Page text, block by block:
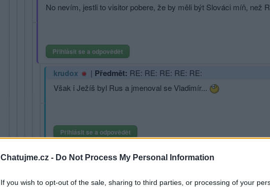
Chatujme.cz - Do Not Process My Personal Information
If you wish to opt-out of the sale, sharing to third parties, or processing of your
No nevím, jestli to visitor pobere, že by měli být Slováci míň, než
Přihlásit se a odpovědět
krudox | Předmět: RE: RE: RE: RE: RE:
Však i Ježíš byl Rus a jmenoval se Vladimír...
Přihlásit se a odpovědět
soucet |Předmět:RE: RE: RE: RE: RE: RE: